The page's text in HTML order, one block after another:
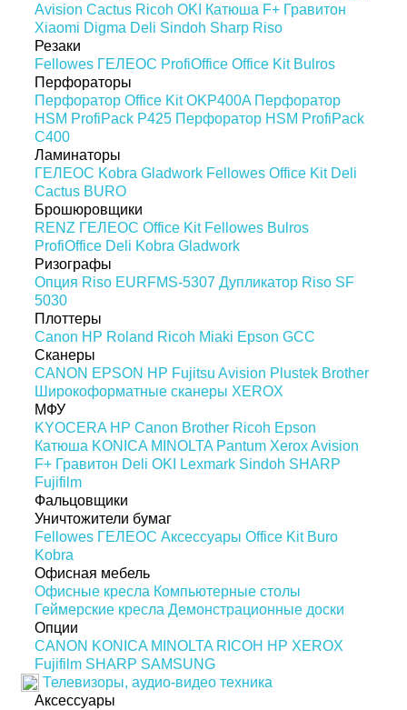
Avision Cactus Ricoh OKI Катюша F+ Гравитон
Xiaomi Digma Deli Sindoh Sharp Riso
Резаки
Fellowes ГЕЛЕОС ProfiOffice Office Kit Bulros
Перфораторы
Перфоратор Office Kit OKP400A Перфоратор
HSM ProfiPack P425 Перфоратор HSM ProfiPack
C400
Ламинаторы
ГЕЛЕОС Kobra Gladwork Fellowes Office Kit Deli
Cactus BURO
Брошюровщики
RENZ ГЕЛЕОС Office Kit Fellowes Bulros
ProfiOffice Deli Kobra Gladwork
Ризографы
Опция Riso EURFMS-5307 Дупликатор Riso SF
5030
Плоттеры
Canon HP Roland Ricoh Miaki Epson GCC
Сканеры
CANON EPSON HP Fujitsu Avision Plustek Brother
Широкоформатные сканеры XEROX
МФУ
KYOCERA HP Canon Brother Ricoh Epson
Катюша KONICA MINOLTA Pantum XeroxAvision
F+ Гравитон Deli OKI Lexmark Sindoh SHARP
Fujifilm
Фальцовщики
Уничтожители бумаг
Fellowes ГЕЛЕОС Аксессуары Office Kit Buro
Kobra
Офисная мебель
Офисные кресла Компьютерные столы
Геймерские кресла Демонстрационные доски
Опции
CANON KONICA MINOLTA RICOH HP XEROX
Fujifilm SHARP SAMSUNG
Телевизоры, аудио-видео техника
Аксессуары